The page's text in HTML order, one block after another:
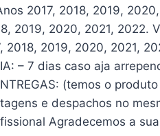
2017, 2018, 2019,
2019, 2020, 2021, 2022.
2019, 2020, 2021,
– 7 dias caso aja
(temos o
e despachos no
Agradecemos a